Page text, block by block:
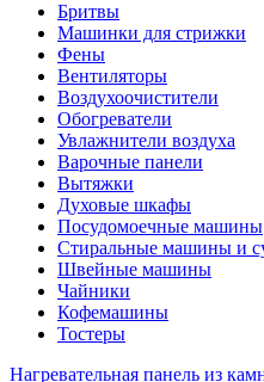
Бритвы
Машинки для стрижки
Фены
Вентиляторы
Воздухоочистители
Обогреватели
Увлажнители воздуха
Варочные панели
Вытяжки
Духовые шкафы
Посудомоечные машины
Стиральные машины и
Швейные машины
Чайники
Кофемашины
Тостеры
Нагревательная панель из